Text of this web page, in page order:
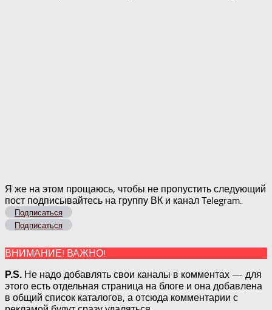
Я же на этом прощаюсь, чтобы не пропустить следующий
пост подписывайтесь на группу ВК и канал Telegram.
Подписаться
Подписаться
ВНИМАНИЕ! ВАЖНО!
P.S. Не надо добавлять свои каналы в комментах — для
этого есть отдельная страница на блоге и она добавлена
в общий список каталогов, а отсюда комментарии с